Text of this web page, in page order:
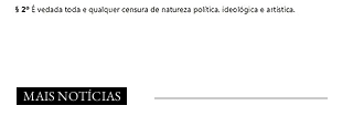
MAIS NOTÍCIAS